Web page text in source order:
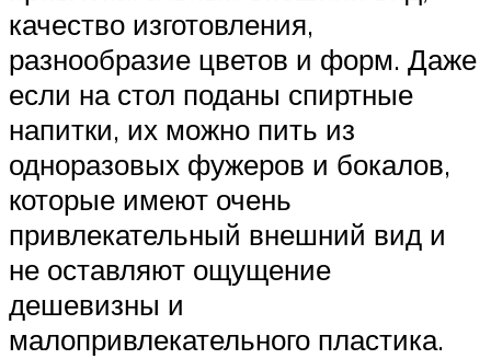
качество изготовления,
разнообразие цветов и форм. Даже
если на стол поданы спиртные
напитки, их можно пить из
одноразовых фужеров и бокалов,
которые имеют очень
привлекательный внешний вид и
не оставляют ощущение
дешевизны и
малопривлекательного пластика.